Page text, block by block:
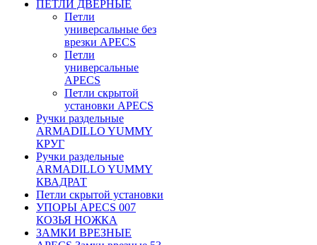
ПЕТЛИ ДВЕРНЫЕ
Петли
универсальные без
врезки APECS
Петли
универсальные
APECS
Петли скрытой
установки APECS
Ручки раздельные
ARMADILLO YUMMY
КРУГ
Ручки раздельные
ARMADILLO YUMMY
КВАДРАТ
Петли скрытой установки
УПОРЫ APECS 007
КОЗЬЯ НОЖКА
ЗАМКИ ВРЕЗНЫЕ